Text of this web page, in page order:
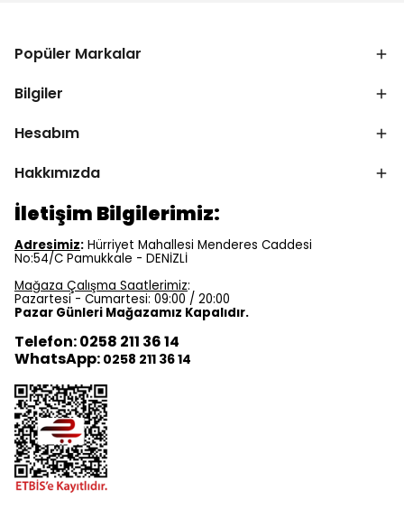
Popüler Markalar
Bilgiler
Hesabım
Hakkımızda
İletişim Bilgilerimiz:
Adresimiz: Hürriyet Mahallesi Menderes Caddesi
No:54/C Pamukkale - DENİZLİ
Mağaza Çalışma Saatlerimiz:
Pazartesi - Cumartesi: 09:00 / 20:00
Pazar Günleri Mağazamız Kapalıdır.
Telefon: 0258 211 36 14
WhatsApp: 0258 211 36 14